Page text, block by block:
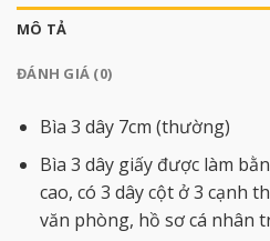
MÔ TẢ
ĐÁNH GIÁ (0)
Bìa 3 dây 7cm (thường)
Bìa 3 dây giấy được làm
cao, có 3 dây cột ở 3 cạnh
văn phòng, hồ sơ cá nhân